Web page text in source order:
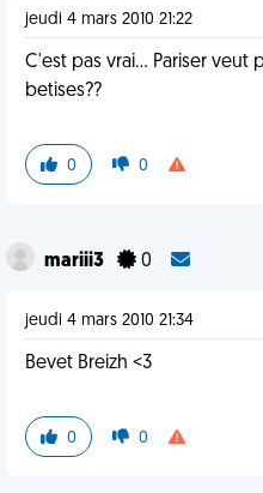
jeudi 4 mars 2010 21:22
C'est pas vrai... Pariser veut
betises??
0 0
mariii3 0
jeudi 4 mars 2010 21:34
Bevet Breizh <3
0 0